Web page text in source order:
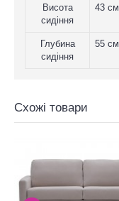
Висота
сидіння
43 см
Глубина
сидіння
55 см
Схожі товари